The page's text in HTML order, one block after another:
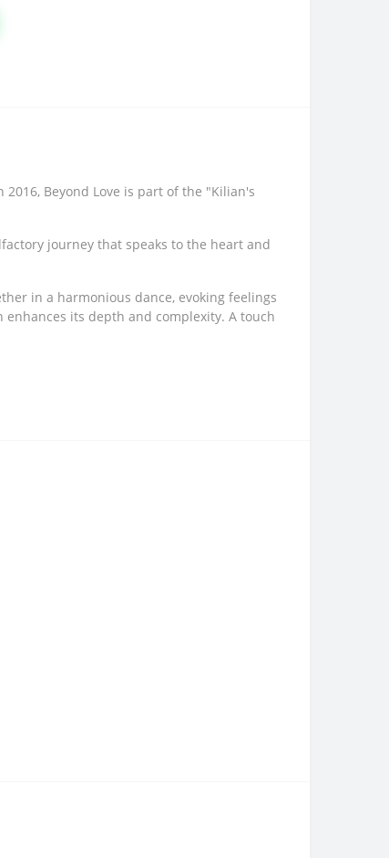
Beyond Love is part of the "Kilian's
journey that speaks to the heart and
in a harmonious dance, evoking feelings
its depth and complexity. A touch